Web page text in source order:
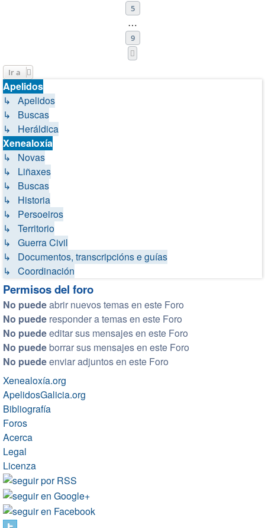
5
…
9
Ir a
Apelidos
↳ Apelidos
↳ Buscas
↳ Heráldica
Xenealoxía
↳ Novas
↳ Liñaxes
↳ Buscas
↳ Historia
↳ Persoeiros
↳ Territorio
↳ Guerra Civil
↳ Documentos, transcripcións e guías
↳ Coordinación
Permisos del foro
No puedeabrir nuevos temas en este Foro
No puede responder a temas en este Foro
No puedeeditar sus mensajes en este Foro
No puedeborrar sus mensajes en este Foro
No puedeenviar adjuntos en este Foro
Xenealoxía.org
ApelidosGalicia.org
Bibliografía
Foros
Acerca
Legal
Licenza